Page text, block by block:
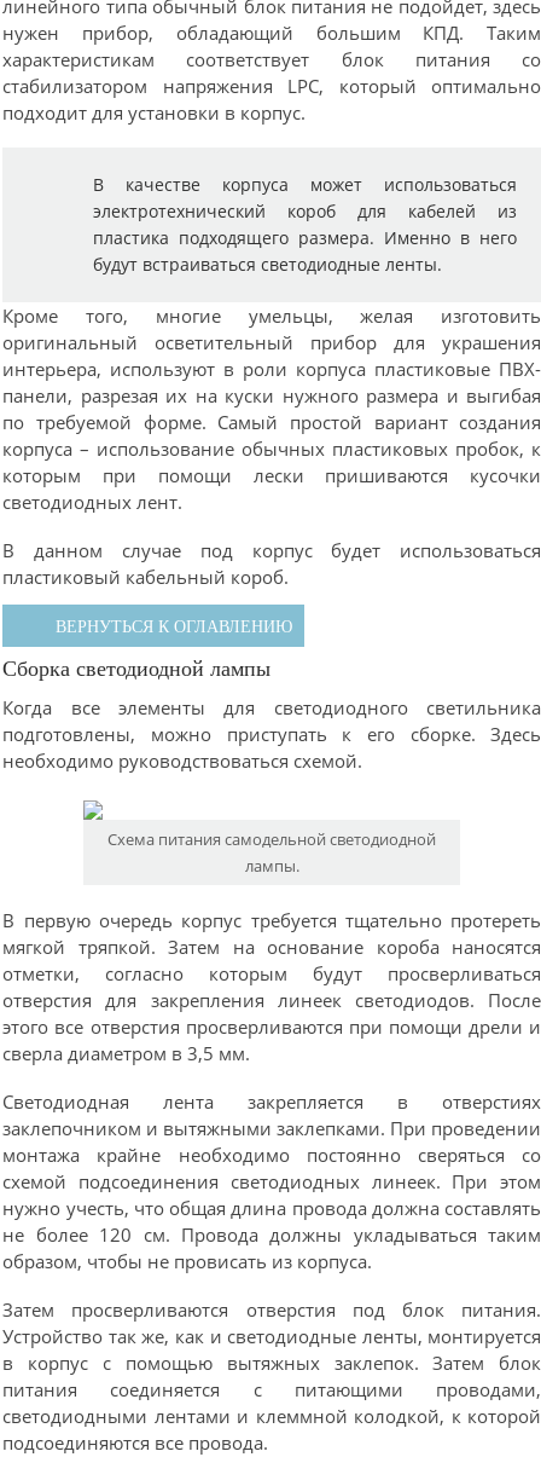
линейного типа обычный блок питания не подойдет, здесь
нужен прибор, обладающий большим КПД. Таким
характеристикам соответствует блок питания со
стабилизатором напряжения LPC, который оптимально
подходит для установки в корпус.
В качестве корпуса может использоваться
электротехнический короб для кабелей из
пластика подходящего размера. Именно в него
будут встраиваться светодиодные ленты.
Кроме того, многие умельцы, желая изготовить
оригинальный осветительный прибор для украшения
интерьера, используют в роли корпуса пластиковые ПВХ-
панели, разрезая их на куски нужного размера и выгибая
по требуемой форме. Самый простой вариант создания
корпуса – использование обычных пластиковых пробок, к
которым при помощи лески пришиваются кусочки
светодиодных лент.
В данном случае под корпус будет использоваться
пластиковый кабельный короб.
ВЕРНУТЬСЯ К ОГЛАВЛЕНИЮ
Сборка светодиодной лампы
Когда все элементы для светодиодного светильника
подготовлены, можно приступать к его сборке. Здесь
необходимо руководствоваться схемой.
Схема питания самодельной светодиодной
лампы.
В первую очередь корпус требуется тщательно протереть
мягкой тряпкой. Затем на основание короба наносятся
отметки, согласно которым будут просверливаться
отверстия для закрепления линеек светодиодов. После
этого все отверстия просверливаются при помощи дрели и
сверла диаметром в 3,5 мм.
Светодиодная лента закрепляется в отверстиях
заклепочником и вытяжными заклепками. При проведении
монтажа крайне необходимо постоянно сверяться со
схемой подсоединения светодиодных линеек. При этом
нужно учесть, что общая длина провода должна составлять
не более 120 см. Провода должны укладываться таким
образом, чтобы не провисать из корпуса.
Затем просверливаются отверстия под блок питания.
Устройство так же, как и светодиодные ленты, монтируется
в корпус с помощью вытяжных заклепок. Затем блок
питания соединяется с питающими проводами,
светодиодными лентами и клеммной колодкой, к которой
подсоединяются все провода.